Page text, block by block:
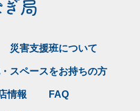
災害支援班について
スペースをお持ちの方
情報 FAQ